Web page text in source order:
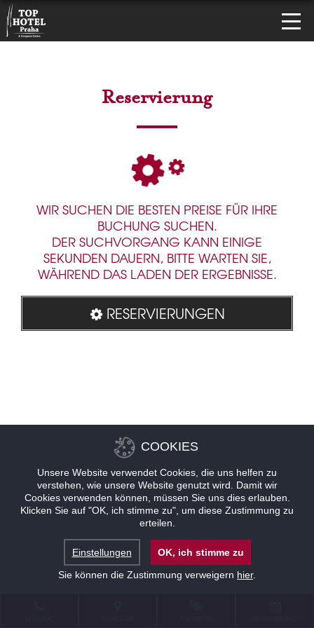
Reservierung
WIR SUCHEN DIE BESTEN PREISE FÜR IHRE
BUCHUNG SUCHEN.
DER SUCHVORGANG KANN EINIGE
SEKUNDEN DAUERN, BITTE WARTEN SIE,
WÄHREND DAS LADEN DER ERGEBNISSE.
RESERVIERUNGEN
COOKIES
Unsere Website verwendet Cookies, die uns helfen zu
verstehen, wie unsere Website genutzt wird. Damit wir
Cookies verwenden können, müssen Sie uns dies erlauben.
Klicken Sie auf "OK, ich stimme zu", um diese Zustimmung zu
erteilen.
Einstellungen
OK, ich stimme zu
Sie können die Zustimmung verweigern hier.